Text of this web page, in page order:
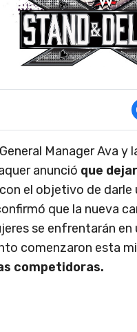
Manager Ava y
anunció que
con el objetivo de darle
que la nueva
se enfrentarán en
comenzaron esta
competidoras.